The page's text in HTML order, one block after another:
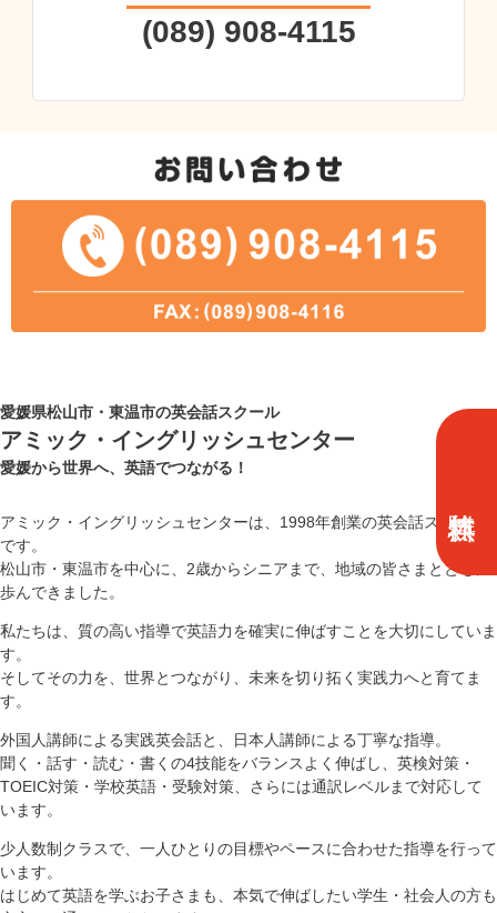
(089) 908-4115
愛媛県松山市・東温市の英会話スクール
アミック・イングリッシュセンター
愛媛から世界へ、英語でつながる！
アミック・イングリッシュセンターは、1998年創業の英会話スクール
です。
松山市・東温市を中心に、2歳からシニアまで、地域の皆さまとともに
歩んできました。
私たちは、質の高い指導で英語力を確実に伸ばすことを大切にしていま
す。
そしてその力を、世界とつながり、未来を切り拓く実践力へと育てま
す。
外国人講師による実践英会話と、日本人講師による丁寧な指導。
聞く・話す・読む・書くの4技能をバランスよく伸ばし、英検対策・
TOEIC対策・学校英語・受験対策、さらには通訳レベルまで対応して
います。
少人数制クラスで、一人ひとりの目標やペースに合わせた指導を行って
います。
はじめて英語を学ぶお子さまも、本気で伸ばしたい学生・社会人の方も